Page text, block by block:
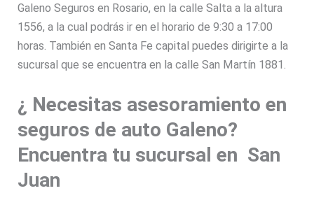
Galeno Seguros en Rosario, en la calle Salta a la altura
1556, a la cual podrás ir en el horario de 9:30 a 17:00
horas. También en Santa Fe capital puedes dirigirte a la
sucursal que se encuentra en la calle San Martín 1881.
¿ Necesitas asesoramiento en
seguros de auto Galeno?
Encuentra tu sucursal en San
Juan